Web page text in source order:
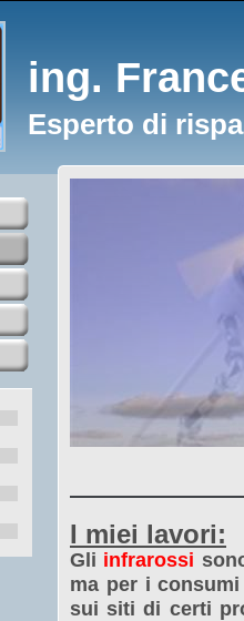
ing.
Esperto di
I miei lavori:
Gli infrarossi
ma per i
sui siti di certi